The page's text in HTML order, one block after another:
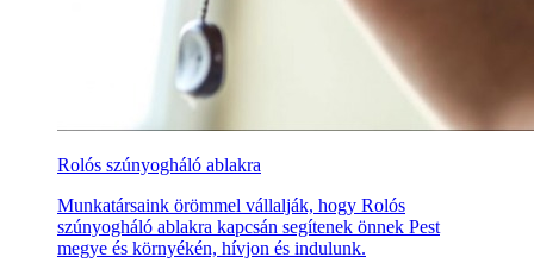
Rolós szúnyogháló ablakra
Munkatársaink örömmel vállalják, hogy Rolós
szúnyogháló ablakra kapcsán segítenek önnek Pest
megye és környékén, hívjon és indulunk.